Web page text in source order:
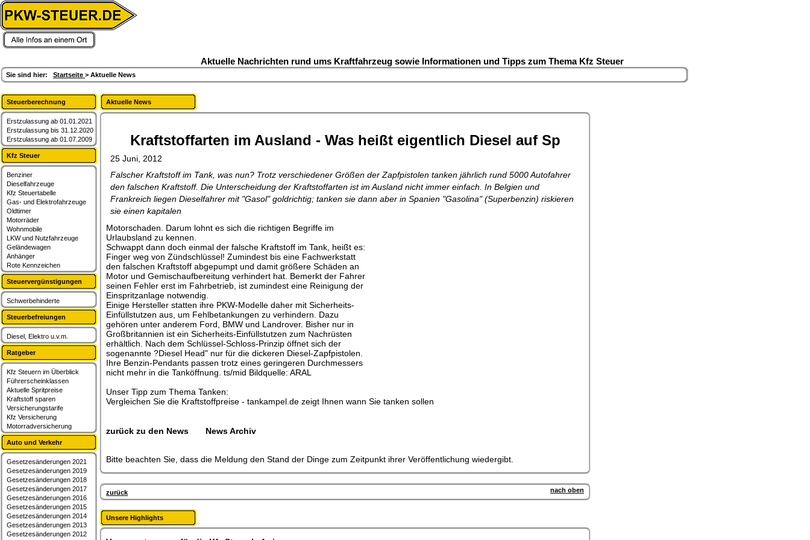
artikel,berichte,kfz-steuer,fahrzeuge
Aktuelle News
Kraftstoffarten im Ausland - Was heißt eigentlich Diesel auf Sp
25 Juni, 2012
Falscher Kraftstoff im Tank, was nun? Trotz verschiedener Größen der Zapfpistolen tanken jährlich rund 5000 Autofahrer
den falschen Kraftstoff. Die Unterscheidung der Kraftstoffarten ist im Ausland nicht immer einfach. In Belgien und
Frankreich liegen Dieselfahrer mit "Gasol" goldrichtig; tanken sie dann aber in Spanien "Gasolina" (Superbenzin) riskieren
sie einen kapitalen
Motorschaden. Darum lohnt es sich die richtigen Begriffe im
Urlaubsland zu kennen.
Schwappt dann doch einmal der falsche Kraftstoff im Tank, heißt es:
Finger weg von Zündschlüssel! Zumindest bis eine Fachwerkstatt
den falschen Kraftstoff abgepumpt und damit größere Schäden an
Motor und Gemischaufbereitung verhindert hat. Bemerkt der Fahrer
seinen Fehler erst im Fahrbetrieb, ist zumindest eine Reinigung der
Einspritzanlage notwendig.
Einige Hersteller statten ihre PKW-Modelle daher mit Sicherheits-
Einfüllstutzen aus, um Fehlbetankungen zu verhindern. Dazu
gehören unter anderem Ford, BMW und Landrover. Bisher nur in
Großbritannien ist ein Sicherheits-Einfüllstutzen zum Nachrüsten
erhältlich. Nach dem Schlüssel-Schloss-Prinzip öffnet sich der
sogenannte ?Diesel Head" nur für die dickeren Diesel-Zapfpistolen.
Ihre Benzin-Pendants passen trotz eines geringeren Durchmessers
nicht mehr in die Tanköffnung. ts/mid Bildquelle: ARAL
Unser Tipp zum Thema Tanken:
Vergleichen Sie die Kraftstoffpreise - tankampel.de zeigt Ihnen wann Sie tanken sollen
zurück zu den News News Archiv
Bitte beachten Sie, dass die Meldung den Stand der Dinge zum Zeitpunkt ihrer Veröffentlichung wiedergibt.
zurück nach oben
Unsere Highlights
Steuerberechnung
Erstzulassung ab 01.01.2021
Erstzulassung bis 31.12.2020
Erstzulassung ab 01.07.2009
Kfz Steuer
Benziner
Dieselfahrzeuge
Kfz Steuertabelle
Gas- und Elektrofahrzeuge
Oldtimer
Motorräder
Wohnmobile
LKW und Nutzfahrzeuge
Geländewagen
Anhänger
Rote Kennzeichen
Steuervergünstigungen
Schwerbehinderte
Steuerbefreiungen
Diesel, Elektro u.v.m.
Ratgeber
Kfz Steuern im Überblick
Führerscheinklassen
Aktuelle Spritpreise
Kraftstoff sparen
Versicherungstarife
Kfz Versicherung
Motorradversicherung
Auto und Verkehr
Gesetzesänderungen 2021
Gesetzesänderungen 2019
Gesetzesänderungen 2018
Gesetzesänderungen 2017
Gesetzesänderungen 2016
Gesetzesänderungen 2015
Gesetzesänderungen 2014
Gesetzesänderungen 2013
Gesetzesänderungen 2012
Aktuelle Nachrichten rund ums Kraftfahrzeug sowie Informationen und Tipps zum Thema Kfz Steuer
Sie sind hier: Startseite > Aktuelle News